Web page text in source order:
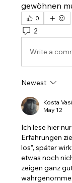
gewöhnen
0
2
Write a
Newest
Kosta
May 12
Ich lese hier
Erfahrungen
los”, später
etwas noch
zeigen ganz